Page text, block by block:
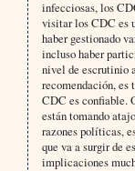
infecciosas, los
visitar los CDC es
haber gestionado
incluso haber
nivel de escrutinio
recomendación, es
CDC es confiable.
están tomando
razones políticas,
que va a surgir de
implicaciones